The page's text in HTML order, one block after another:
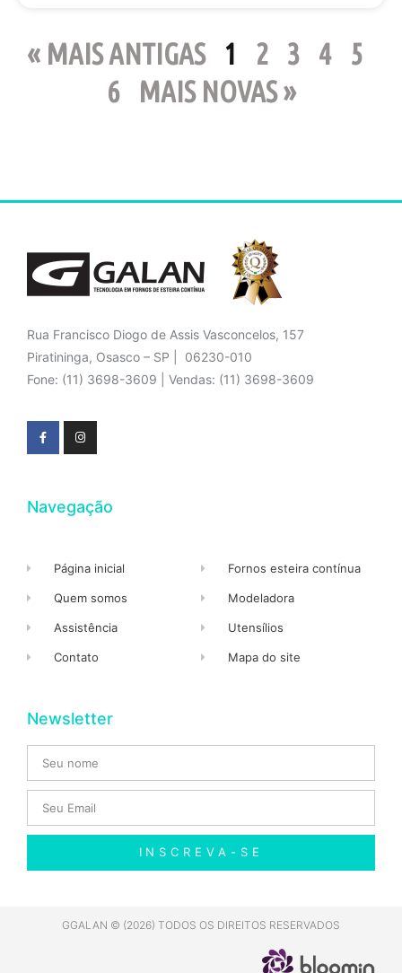
« MAIS ANTIGAS 1 2 3 4
5
6
MAIS NOVAS »
Rua Francisco Diogo de Assis Vasconcelos, 157
Piratininga, Osasco – SP | 06230-010
Fone: (11) 3698-3609 | Vendas: (11) 3698-3609
Navegação
Página inicial
Quem somos
Assistência
Contato
Fornos esteira contínua
Modeladora
Utensílios
Mapa do site
Newsletter
INSCREVA-SE
GGALAN © (2026) TODOS OS DIREITOS RESERVADOS